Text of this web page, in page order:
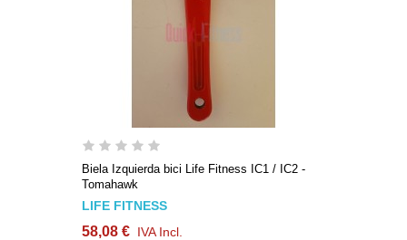
Biela Izquierda bici Life Fitness IC1 / IC2 -
Tomahawk
LIFE FITNESS
58,08 € IVA Incl.